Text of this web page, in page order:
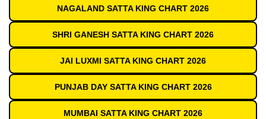
NAGALAND SATTA KING CHART 2026
SHRI GANESH SATTA KING CHART 2026
JAI LUXMI SATTA KING CHART 2026
PUNJAB DAY SATTA KING CHART 2026
MUMBAI SATTA KING CHART 2026